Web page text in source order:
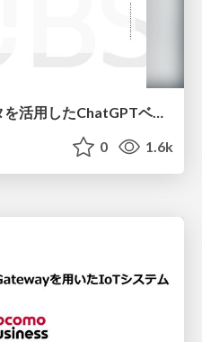
オンプレや閉域網のデータを活用したChatGPTベースのチャットシステムの構築方法
0 1.6k